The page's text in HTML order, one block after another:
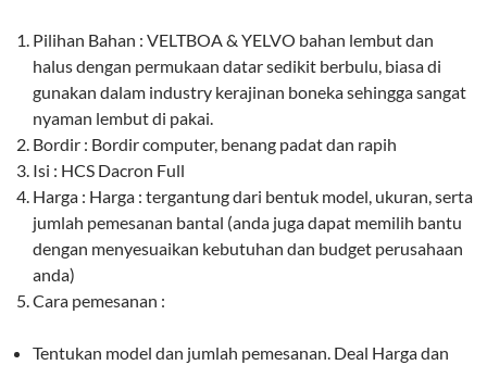
Pilihan Bahan : VELTBOA & YELVO bahan lembut dan
halus dengan permukaan datar sedikit berbulu, biasa di
gunakan dalam industry kerajinan boneka sehingga sangat
nyaman lembut di pakai.
Bordir : Bordir computer, benang padat dan rapih
Isi : HCS Dacron Full
Harga : Harga : tergantung dari bentuk model, ukuran, serta
jumlah pemesanan bantal (anda juga dapat memilih bantu
dengan menyesuaikan kebutuhan dan budget perusahaan
anda)
Cara pemesanan :
Tentukan model dan jumlah pemesanan. Deal Harga dan